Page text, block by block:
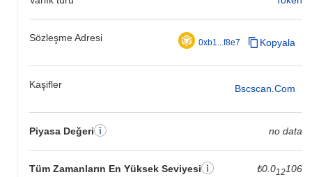
Sözleşme Adresi 0xb1...f8e7 Kopyala
Kaşifler Bscscan.com
Piyasa Değeri no data
Tüm Zamanların En Yüksek Seviyesi ₺0.012106